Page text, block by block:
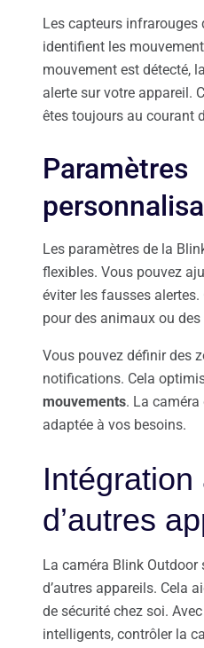
Les capteurs infrarouges
identifient les
mouvement est détecté,
alerte sur votre appareil.
êtes toujours au courant
Paramètres
Les paramètres de la
flexibles. Vous pouvez
éviter les fausses
pour des animaux ou
Vous pouvez définir des
notifications. Cela
mouvements. La
adaptée à vos besoins.
Intégration
d’autres
La caméra Blink Outdoor
d’autres appareils. Cela
de sécurité chez soi.
intelligents, contrôler la